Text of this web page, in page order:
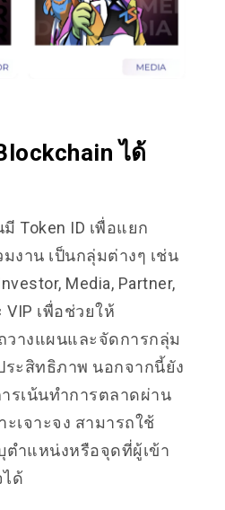
ได้
Token ID เพื่อแยก
งาน เป็นกลุ่มต่างๆ เช่น
Media, Partner,
VIP เพื่อช่วยให้
วางแผนและจัดการกลุ่ม
ระสิทธิภาพ นอกจากนี้ยัง
รเน้นทำการตลาดผ่าน
เจาะจง สามารถใช้
ตำแหน่งหรือจุดที่ผู้เข้า
ด้